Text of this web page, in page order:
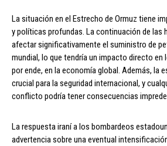
La situación en el Estrecho de Ormuz tiene
y políticas profundas. La continuación de las
afectar significativamente el suministro de
mundial, lo que tendría un impacto directo en
por ende, en la economía global. Además, la
crucial para la seguridad internacional, y
conflicto podría tener consecuencias
La respuesta iraní a los bombardeos
advertencia sobre una eventual